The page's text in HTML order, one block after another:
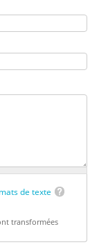
de texte
transformées